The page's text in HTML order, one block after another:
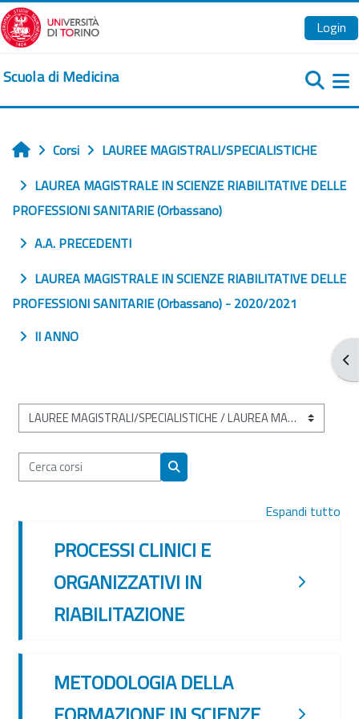
Vai al contenuto principale
Login
Scuola di Medicina
Home
Corsi
LAUREE MAGISTRALI/SPECIALISTICHE
LAUREA MAGISTRALE IN SCIENZE RIABILITATIVE DELLE
PROFESSIONI SANITARIE (Orbassano)
A.A. PRECEDENTI
LAUREA MAGISTRALE IN SCIENZE RIABILITATIVE DELLE
PROFESSIONI SANITARIE (Orbassano) - 2020/2021
II ANNO
Categorie di corso
Cerca corsi
Cerca corsi
Espandi tutto
PROCESSI CLINICI E
ORGANIZZATIVI IN
RIABILITAZIONE
METODOLOGIA DELLA